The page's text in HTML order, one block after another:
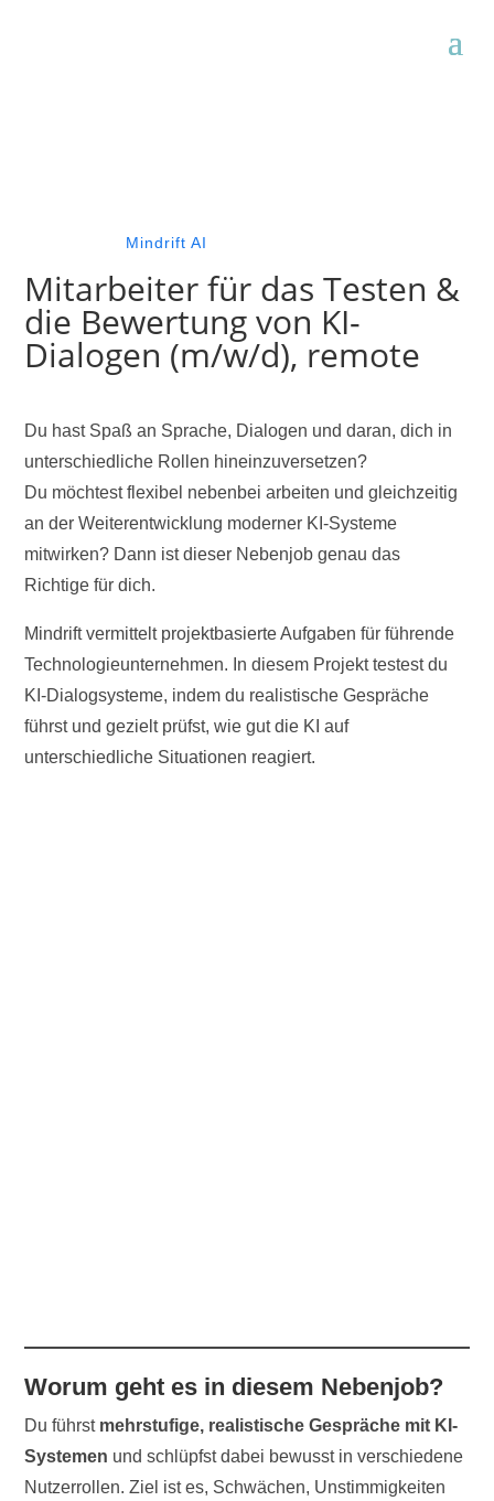
Mindrift AI
Mitarbeiter für das Testen &
die Bewertung von KI-
Dialogen (m/w/d), remote
Du hast Spaß an Sprache, Dialogen und daran, dich in
unterschiedliche Rollen hineinzuversetzen?
Du möchtest flexibel nebenbei arbeiten und gleichzeitig
an der Weiterentwicklung moderner KI-Systeme
mitwirken? Dann ist dieser Nebenjob genau das
Richtige für dich.
Mindrift vermittelt projektbasierte Aufgaben für führende
Technologieunternehmen. In diesem Projekt testest du
KI-Dialogsysteme, indem du realistische Gespräche
führst und gezielt prüfst, wie gut die KI auf
unterschiedliche Situationen reagiert.
Worum geht es in diesem Nebenjob?
Du führst mehrstufige, realistische Gespräche mit KI-
Systemen und schlüpfst dabei bewusst in verschiedene
Nutzerrollen. Ziel ist es, Schwächen, Unstimmigkeiten